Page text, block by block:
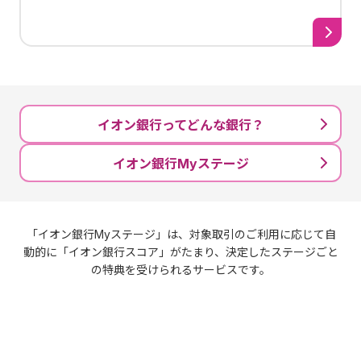
イオン銀行ってどんな銀行？
イオン銀行Myステージ
「イオン銀行Myステージ」は、対象取引のご利用に応じて自
動的に「イオン銀行スコア」がたまり、決定したステージごと
の特典を受けられるサービスです。